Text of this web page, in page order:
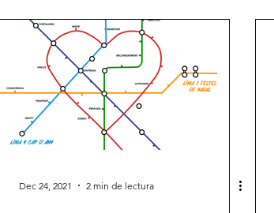
Dec 24, 2021 2 min de lectura